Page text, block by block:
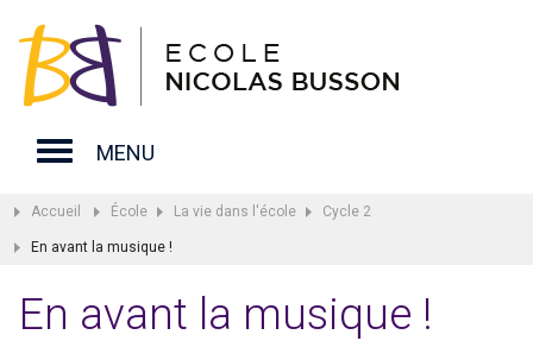
MENU
Accueil École La vie dans l'école Cycle 2
En avant la musique !
En avant la musique !